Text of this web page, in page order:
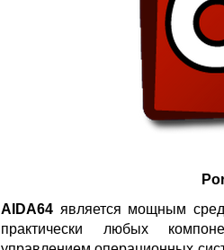
AIDA64 является мощным
практически любых